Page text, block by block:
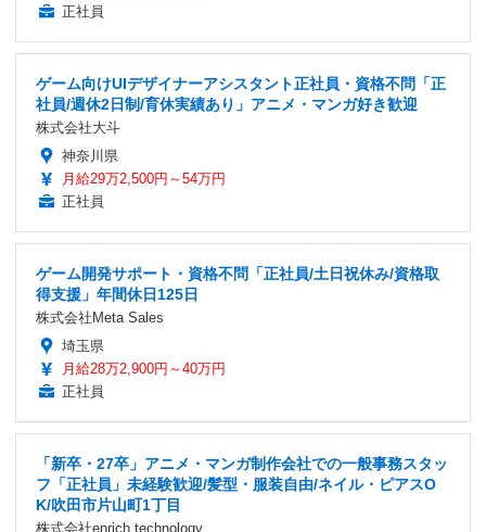
正社員
ゲーム向けUIデザイナーアシスタント正社員・資格不問「正
社員/週休2日制/育休実績あり」アニメ・マンガ好き歓迎
株式会社大斗
神奈川県
月給29万2,500円～54万円
正社員
ゲーム開発サポート・資格不問「正社員/土日祝休み/資格取
得支援」年間休日125日
株式会社Meta Sales
埼玉県
月給28万2,900円～40万円
正社員
「新卒・27卒」アニメ・マンガ制作会社での一般事務スタッ
フ「正社員」未経験歓迎/髪型・服装自由/ネイル・ピアスO
K/吹田市片山町1丁目
株式会社enrich technology